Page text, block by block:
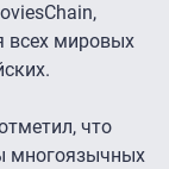
всех мировых
что
многоязычных